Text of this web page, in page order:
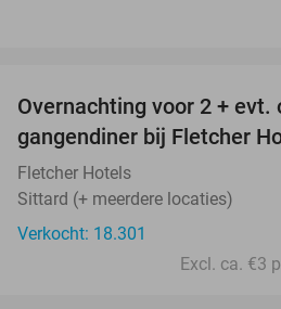
Overnachting voor 2 + evt.
gangendiner bij Fletcher
Fletcher Hotels
Sittard (+ meerdere locaties)
Verkocht: 18.301
Excl. ca. €3